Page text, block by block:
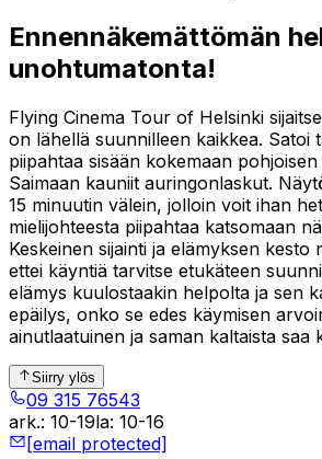
Ennennäkemättömän
unohtumatonta!
Flying Cinema Tour of Helsinki
on lähellä suunnilleen kaikkea. Satoi
piipahtaa sisään kokemaan
Saimaan kauniit auringonlaskut.
15 minuutin välein, jolloin voit ihan
mielijohteesta piipahtaa katsomaan
Keskeinen sijainti ja elämyksen kesto
ettei käyntiä tarvitse etukäteen
elämys kuulostaakin helpolta ja sen
epäilys, onko se edes käymisen
ainutlaatuinen ja saman kaltaista saa
Siirry ylös
09 315 76543
ark.: 10-19la: 10-16
[email protected]